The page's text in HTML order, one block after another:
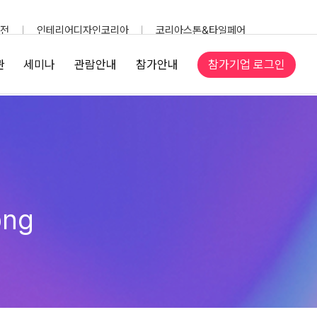
인테리어디자인코리아
코리아스톤&타일페어
세미나 관람안내 참가안내 참가기업 로그인